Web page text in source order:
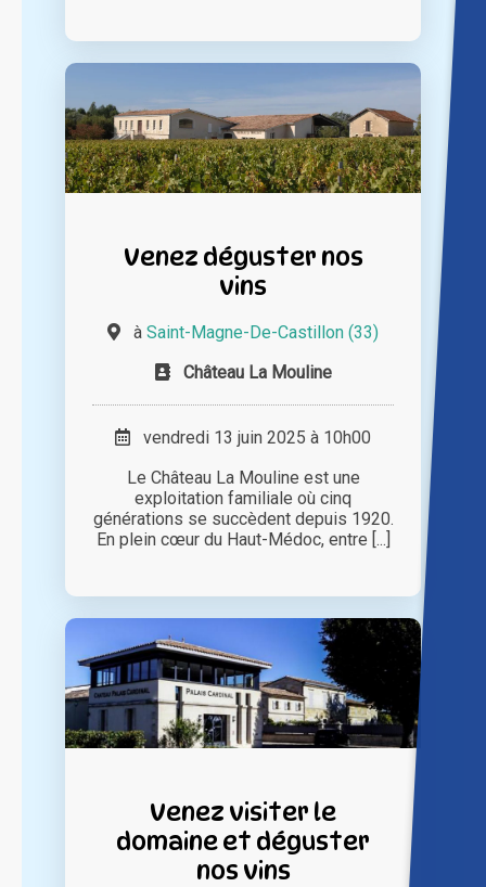
Venez déguster nos
vins
à Saint-Magne-De-Castillon (33)
Château La Mouline
vendredi 13 juin 2025 à 10h00
Le Château La Mouline est une
exploitation familiale où cinq
générations se succèdent depuis 1920.
En plein cœur du Haut-Médoc, entre [...]
Venez visiter le
domaine et déguster
nos vins